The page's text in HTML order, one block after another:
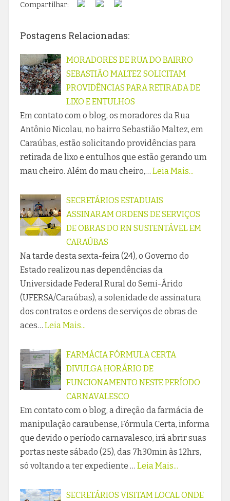
Compartilhar:
Postagens Relacionadas:
MORADORES DE RUA DO BAIRRO
SEBASTIÃO MALTEZ SOLICITAM
PROVIDÊNCIAS PARA RETIRADA DE
LIXO E ENTULHOS
Em contato com o blog, os moradores da Rua
Antônio Nicolau, no bairro Sebastião Maltez, em
Caraúbas, estão solicitando providências para
retirada de lixo e entulhos que estão gerando um
mau cheiro. Além do mau cheiro,… Leia Mais...
SECRETÁRIOS ESTADUAIS
ASSINARAM ORDENS DE SERVIÇOS
DE OBRAS DO RN SUSTENTÁVEL EM
CARAÚBAS
Na tarde desta sexta-feira (24), o Governo do
Estado realizou nas dependências da
Universidade Federal Rural do Semi-Árido
(UFERSA/Caraúbas), a solenidade de assinatura
dos contratos e ordens de serviços de obras de
aces… Leia Mais...
FARMÁCIA FÓRMULA CERTA
DIVULGA HORÁRIO DE
FUNCIONAMENTO NESTE PERÍODO
CARNAVALESCO
Em contato com o blog, a direção da farmácia de
manipulação caraubense, Fórmula Certa, informa
que devido o período carnavalesco, irá abrir suas
portas neste sábado (25), das 7h30min às 12hrs,
só voltando a ter expediente … Leia Mais...
SECRETÁRIOS VISITAM LOCAL ONDE